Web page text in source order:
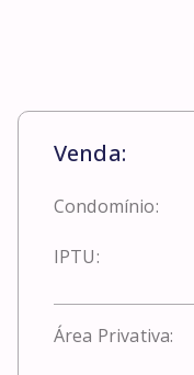
Venda:
Condomínio:
IPTU:
Área Privativa: